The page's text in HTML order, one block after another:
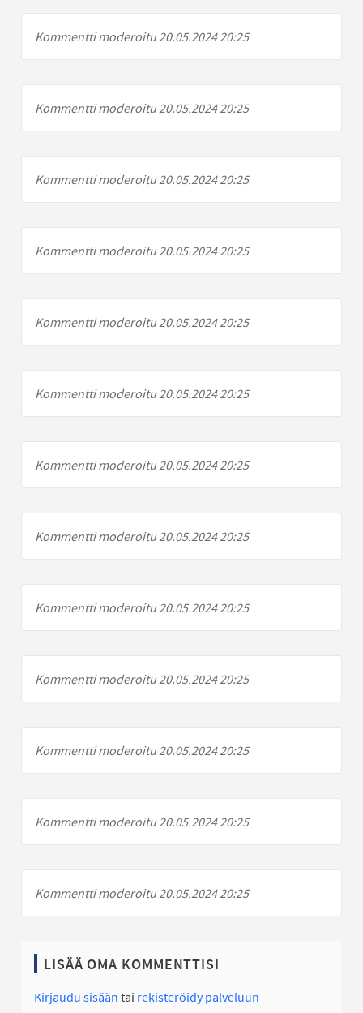
Kommentti moderoitu 20.05.2024 20:25
Kommentti moderoitu 20.05.2024 20:25
Kommentti moderoitu 20.05.2024 20:25
Kommentti moderoitu 20.05.2024 20:25
Kommentti moderoitu 20.05.2024 20:25
Kommentti moderoitu 20.05.2024 20:25
Kommentti moderoitu 20.05.2024 20:25
Kommentti moderoitu 20.05.2024 20:25
Kommentti moderoitu 20.05.2024 20:25
Kommentti moderoitu 20.05.2024 20:25
Kommentti moderoitu 20.05.2024 20:25
Kommentti moderoitu 20.05.2024 20:25
Kommentti moderoitu 20.05.2024 20:25
LISÄÄ OMA KOMMENTTISI
Kirjaudu sisään tai rekisteröidy palveluun